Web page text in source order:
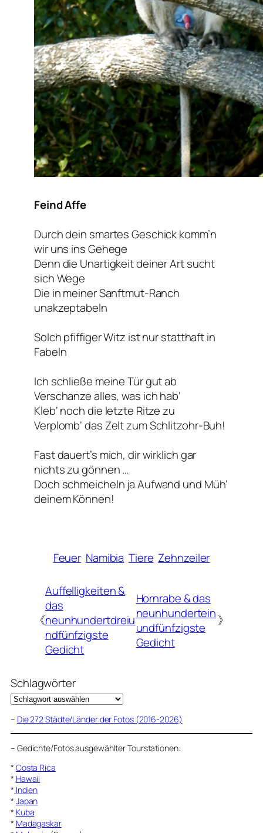
Feind Affe
Durch dein smartes Geschick komm’n
wir uns ins Gehege
Denn die Unartigkeit deiner Art sucht
sich Wege
Die in meiner Sanftmut-Ranch
unakzeptabeln
Solch pfiffiger Witz ist nur statthaft in
Fabeln
Ich schließe meine Tür gut ab
Verschanze alles, was ich hab‘
Kleb‘ noch die letzte Ritze zu
Verplomb‘ das Zelt zum Schlitzohr-Buh!
Fast dauert’s mich, dir wirklich gar
nichts zu gönnen …
Doch schmeicheln ja Aufwand und Müh‘
deinem Können!
Feuer Namibia Tiere Zehnzeiler
《
Auffelligkeiten &
das
neunhundertdreiu
ndfünfzigste
Gedicht
Hornrabe & das
neunhundertein
undfünfzigste
Gedicht
》
Schlagwörter
– Die 272 Städte/Länder der Fotos (2016-2026)
– Gedichte/Fotos ausgewählter Tourstationen:
* Costa Rica
* Hawaii
* Indien
* Japan
* Kuba
* Madagaskar